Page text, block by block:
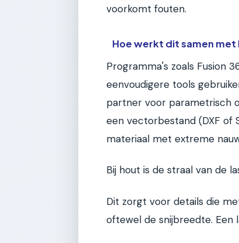
voorkomt fouten.
Hoe werkt dit samen met
Programma's zoals Fusion
eenvoudigere tools
partner voor parametrisch
een vectorbestand (DXF of
materiaal met extreme
Bij hout is de straal van de
Dit zorgt voor details die
oftewel de snijbreedte. Een